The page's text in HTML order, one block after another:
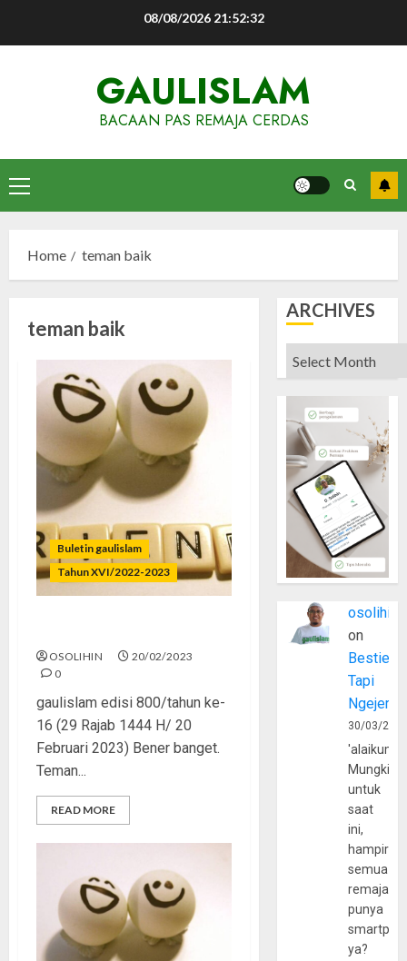
08/08/2026 21:52:32
GAULISLAM
BACAAN PAS REMAJA CERDAS
Primary
Menu
Home teman baik
teman baik
Buletin gaulislam
Tahun XVI/2022-2023
OSOLIHIN
20/02/2023
0
gaulislam edisi 800/tahun ke-
16 (29 Rajab 1444 H/ 20
Februari 2023) Bener banget.
Teman...
READ MORE
ARCHIVES
Archives
osolihin
on
Bestie
Tapi
30/03/
Mungkin
untuk
saat
ini,
hampir
semua
remaja
punya
ya?